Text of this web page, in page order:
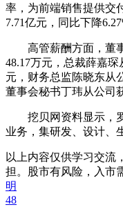
率，为前端销售提供交
7.71亿元，同比下降
高管薪酬方面，董
48.17万元，总裁薛嘉
元，财务总监陈晓东从
董事会秘书丁玮从公司
挖贝网资料显示，
业务，集研发、设计、
以上内容仅供学习交流
担。股市有风险，入市
明
48